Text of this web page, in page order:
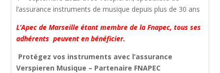
l’assurance instruments de musique depuis plus de 30 ans
L’Apec de Marseille étant membre de la Fnapec, tous ses
adhérents peuvent en bénéficier.
Protégez vos instruments avec l’assurance
Verspieren Musique – Partenaire FNAPEC